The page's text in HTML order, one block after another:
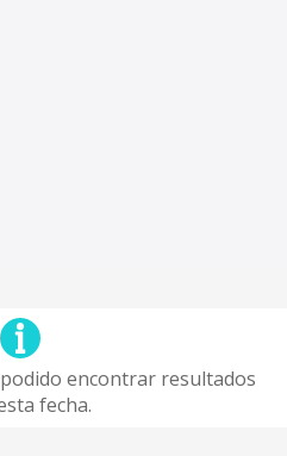
encontrar resultados
fecha.